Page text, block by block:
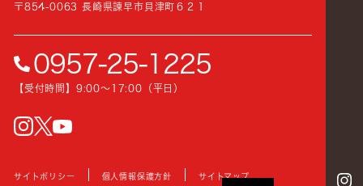
〒854-0063 長崎県諫早市貝津町６２１
0957-25-1225
【受付時間】9:00〜17:00（平日）
instagram
サイトポリシー 個人情報保護方針 サイトマップ